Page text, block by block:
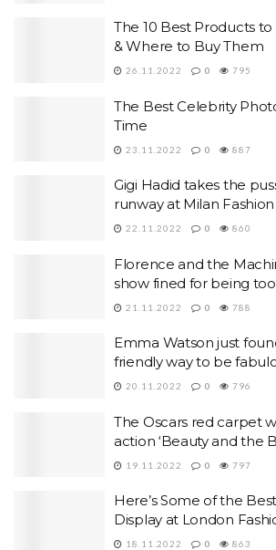
The 10 Best Products
& Where to Buy Them
26.11.2022 0 795
The Best Celebrity
Time
23.11.2022 0 887
Gigi Hadid takes the
runway at Milan
22.11.2022 0 860
Florence and the
show fined for being
21.11.2022 0 788
Emma Watson just
friendly way to be
20.11.2022 0 796
The Oscars red carpet
action ‘Beauty and the
19.11.2022 0 797
Here’s Some of the
Display at London
18.11.2022 0 863